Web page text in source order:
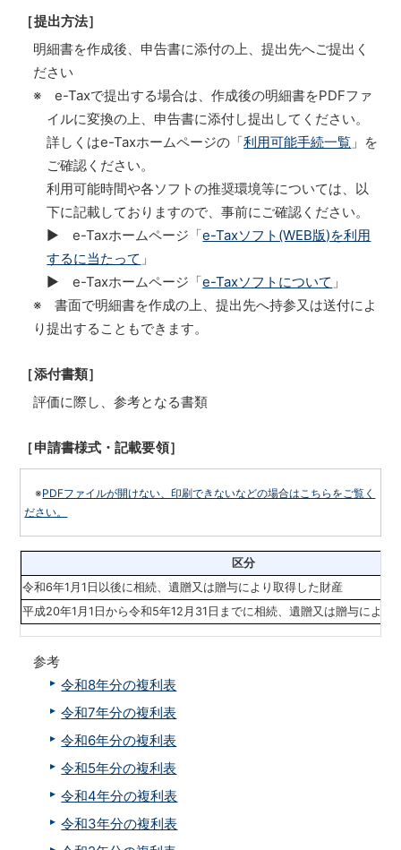
［提出方法］
明細書を作成後、申告書に添付の上、提出先へご提出く
ださい
※ e-Taxで提出する場合は、作成後の明細書をPDFファ
イルに変換の上、申告書に添付し提出してください。
詳しくはe-Taxホームページの「利用可能手続一覧 」を
ご確認ください。
利用可能時間や各ソフトの推奨環境等については、以
下に記載しておりますので、事前にご確認ください。
▶ e-Taxホームページ「e-Taxソフト(WEB版)を利用
するに当たって 」
▶ e-Taxホームページ「e-Taxソフトについて 」
※ 書面で明細書を作成の上、提出先へ持参又は送付によ
り提出することもできます。
［添付書類］
評価に際し、参考となる書類
［申請書様式・記載要領］
※PDFファイルが開けない、印刷できないなどの場合はこちらをご覧く
ださい。
区分
令和6年1月1日以後に相続、遺贈又は贈与により取得した財産
平成20年1月1日から令和5年12月31日までに相続、遺贈又は贈与により
参考
令和8年分の複利表
令和7年分の複利表
令和6年分の複利表
令和5年分の複利表
令和4年分の複利表
令和3年分の複利表